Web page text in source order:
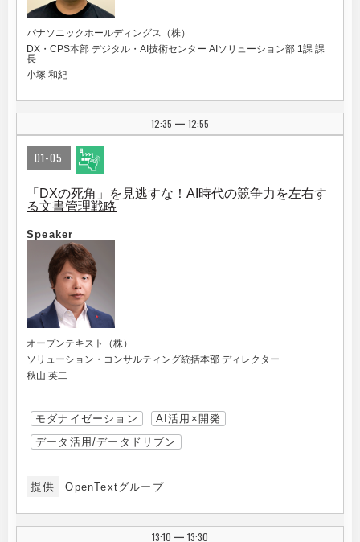
パナソニックホールディングス（株）
DX・CPS本部 デジタル・AI技術センター AIソリューション部 1課 課
長
小塚 和紀
12:35 | 12:55
D1-05
「DXの死角」を見逃すな！AI時代の競争力を左右す
る文書管理戦略
Speaker
オープンテキスト（株）
ソリューション・コンサルティング統括本部 ディレクター
秋山 英二
モダナイゼーション
AI活用×開発
データ活用/データドリブン
提供 OpenTextグループ
13:10 | 13:30